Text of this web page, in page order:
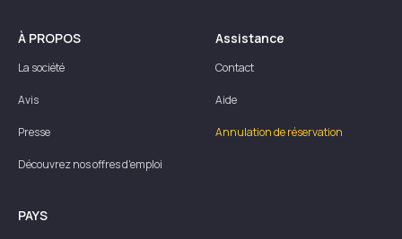
À PROPOS
La société
Avis
Presse
Découvrez nos offres d'emploi
Assistance
Contact
Aide
Annulation de réservation
PAYS